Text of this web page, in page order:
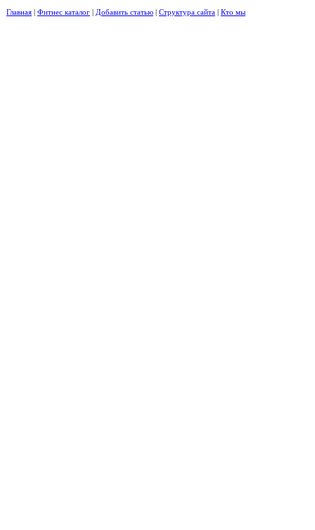
Главная | Фитнес каталог | Добавить статью | Структура сайта | Кто мы